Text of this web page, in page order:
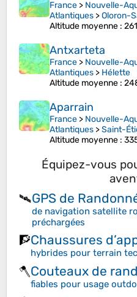
France > Nouvelle-
Atlantiques >Oloron-
Altitude moyenne :
Antxarteta
France > Nouvelle-
Atlantiques > Hélette
Altitude moyenne :
Aparrain
France > Nouvelle-
Atlantiques >Saint-
Altitude moyenne :
Équipez-vous
🛰️GPS de
de navigation satellite
préchargées
🧗Chaussures
hybrides pour terrain
🪓Couteaux de
fiables pour usage